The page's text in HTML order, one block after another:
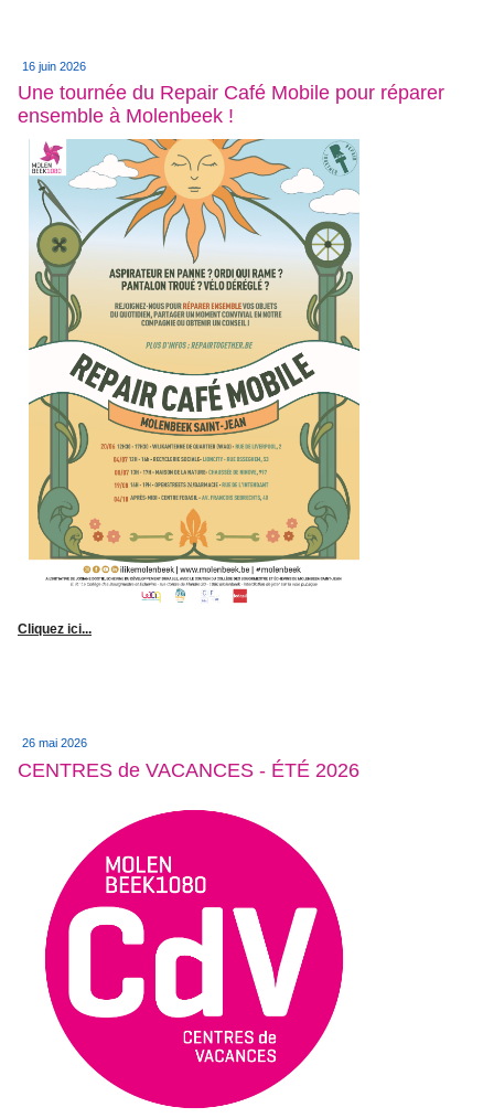
16 juin 2026
Une tournée du Repair Café Mobile pour réparer
ensemble à Molenbeek !
Cliquez ici...
26 mai 2026
CENTRES de VACANCES - ÉTÉ 2026